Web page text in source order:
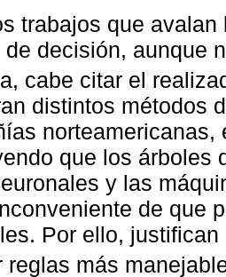
trabajos que
de decisión, aunque
cabe citar el
distintos métodos
que los árboles
y las
de que
Por ello,
reglas más